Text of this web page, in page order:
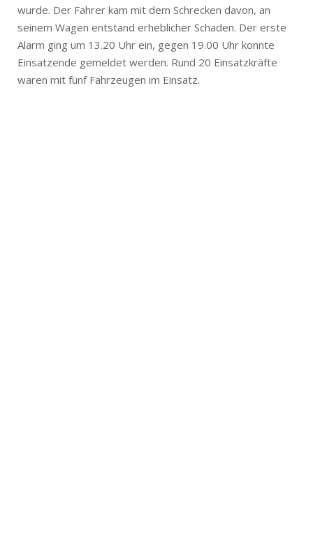
wurde. Der Fahrer kam mit dem Schrecken davon, an
seinem Wagen entstand erheblicher Schaden. Der erste
Alarm ging um 13.20 Uhr ein, gegen 19.00 Uhr konnte
Einsatzende gemeldet werden. Rund 20 Einsatzkräfte
waren mit fünf Fahrzeugen im Einsatz.